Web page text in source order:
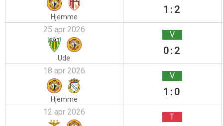
Hjemme
1:2
25 apr 2026
Ude
V
0:2
18 apr 2026
Hjemme
V
1:0
12 apr 2026 T